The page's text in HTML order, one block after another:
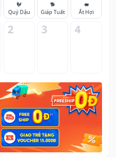
🐓
Quý Dậu
🐕
Giáp Tuất
🐖
Ất Hợi
2 3 4